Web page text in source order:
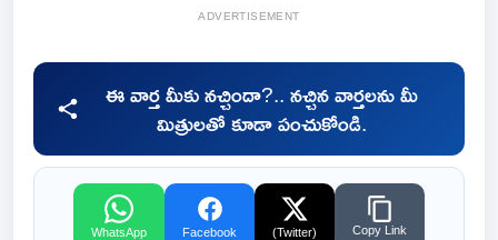
ADVERTISEMENT
ఈ వార్త మీకు నచ్చిందా?.. నచ్చిన వార్తలను మీ
మిత్రులతో కూడా పంచుకోండి.
WhatsApp Facebook (Twitter) Copy Link